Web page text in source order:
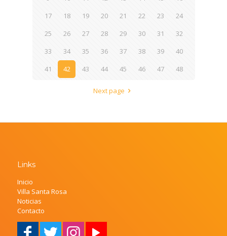
17
18 19 20 21 22 23
24
25
26 27 28 29 30 31
32
33
34 35 36 37 38 39
40
41
42 43 44 45 46 47 48
Next page
Links
Inicio
Villa Santa Rosa
Noticias
Contacto